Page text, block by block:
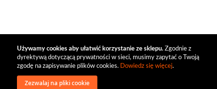
Używamy cookies aby ułatwić korzystanie ze sklepu. Zgodnie z
dyrektywą dotyczącą prywatności w sieci, musimy zapytać o Twoją
zgodę na zapisywanie plików cookies. Dowiedz się więcej.
Zezwalaj na pliki cookie